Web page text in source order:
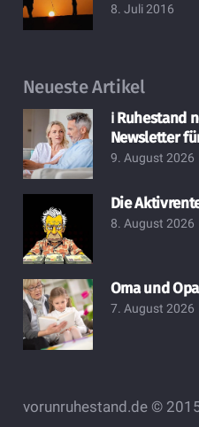
8. Juli 2016
Neueste Artikel
ℹ️ Ruhestand
Newsletter
9. August 2026
Die
8. August 2026
Oma und
7. August 2026
vorunruhestand.de ©